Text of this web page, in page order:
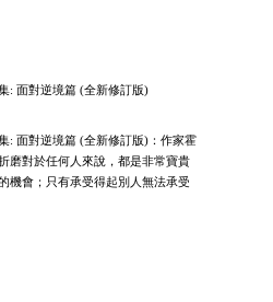
: 面對逆境篇 (全新修訂版)
: 面對逆境篇 (全新修訂版)：作家霍
磨對於任何人來說，都是非常寶貴
機會；只有承受得起別人無法承受